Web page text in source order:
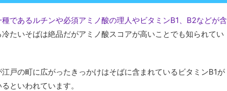
であるルチンや必須アミノ酸の理人やビタミンB1、B2などが含
たいそばは絶品だがアミノ酸スコアが高いことでも知られてい
戸の町に広がったきっかけはそばに含まれているビタミンB1が
といわれています。